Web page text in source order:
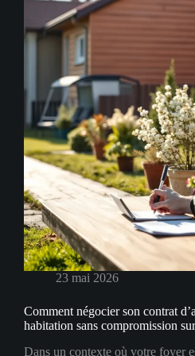
23 mai 2026
Comment négocier son contrat
habitation sans compromission
Dans un contexte où votre foyer